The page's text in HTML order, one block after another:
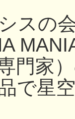
スの
門家
で星